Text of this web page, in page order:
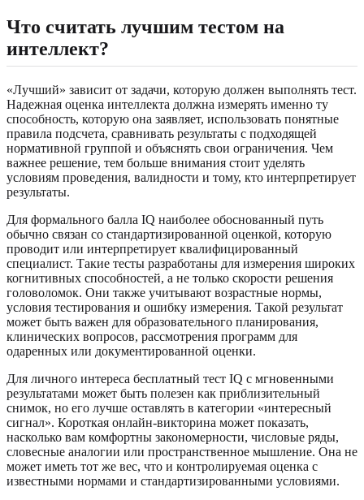
Что считать лучшим тестом на
интеллект?
«Лучший» зависит от задачи, которую должен выполнять тест.
Надежная оценка интеллекта должна измерять именно ту
способность, которую она заявляет, использовать понятные
правила подсчета, сравнивать результаты с подходящей
нормативной группой и объяснять свои ограничения. Чем
важнее решение, тем больше внимания стоит уделять
условиям проведения, валидности и тому, кто интерпретирует
результаты.
Для формального балла IQ наиболее обоснованный путь
обычно связан со стандартизированной оценкой, которую
проводит или интерпретирует квалифицированный
специалист. Такие тесты разработаны для измерения широких
когнитивных способностей, а не только скорости решения
головоломок. Они также учитывают возрастные нормы,
условия тестирования и ошибку измерения. Такой результат
может быть важен для образовательного планирования,
клинических вопросов, рассмотрения программ для
одаренных или документированной оценки.
Для личного интереса бесплатный тест IQ с мгновенными
результатами может быть полезен как приблизительный
снимок, но его лучше оставлять в категории «интересный
сигнал». Короткая онлайн-викторина может показать,
насколько вам комфортны закономерности, числовые ряды,
словесные аналогии или пространственное мышление. Она не
может иметь тот же вес, что и контролируемая оценка с
известными нормами и стандартизированными условиями.